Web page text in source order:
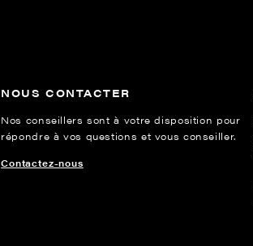
NOUS CONTACTER
Nos conseillers sont à votre disposition pour
répondre à vos questions et vous conseiller.
Contactez-nous